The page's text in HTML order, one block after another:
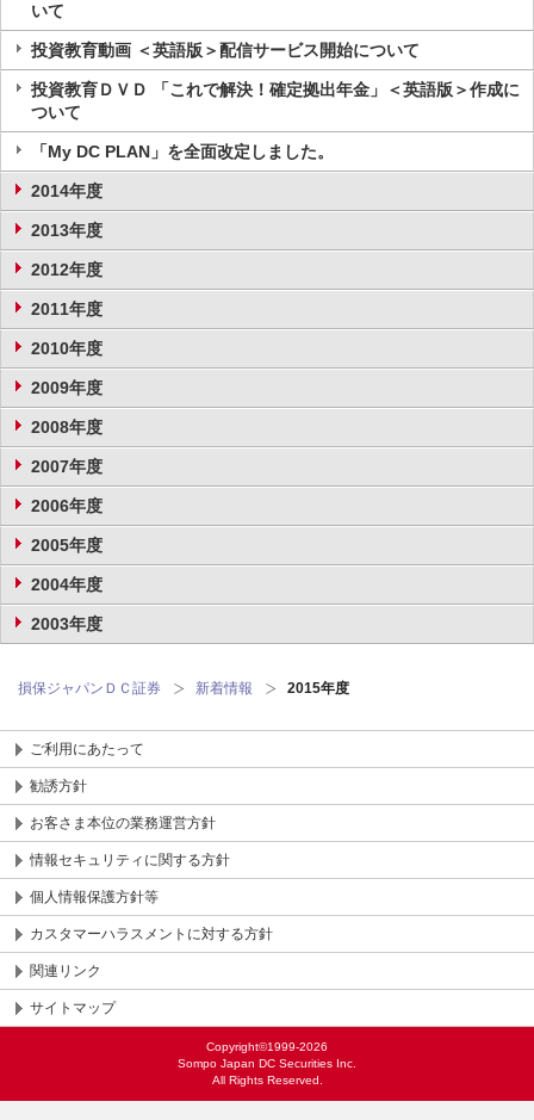
いて
投資教育動画 ＜英語版＞配信サービス開始について
投資教育ＤＶＤ 「これで解決！確定拠出年金」＜英語版＞作成に
ついて
「My DC PLAN」を全面改定しました。
2014年度
2013年度
2012年度
2011年度
2010年度
2009年度
2008年度
2007年度
2006年度
2005年度
2004年度
2003年度
損保ジャパンＤＣ証券 新着情報 2015年度
ご利用にあたって
勧誘方針
お客さま本位の業務運営方針
情報セキュリティに関する方針
個人情報保護方針等
カスタマーハラスメントに対する方針
関連リンク
サイトマップ
Copyright©1999-2026
Sompo Japan DC Securities Inc.
All Rights Reserved.